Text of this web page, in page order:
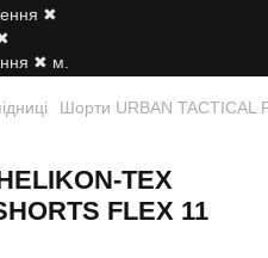
Шорти URBAN TACTICAL
TEX
FLEX 11